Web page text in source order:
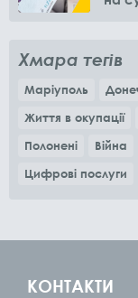
Хмара тегів
Маріуполь
Життя в окупації
Полонені
Війна
Цифрові послуги
КОНТАКТИ